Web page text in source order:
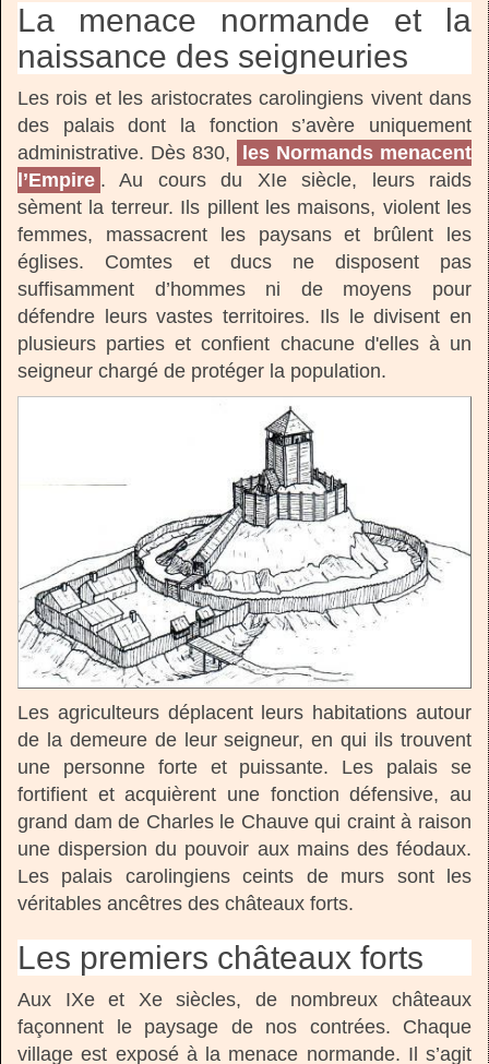
La menace normande et la
naissance des seigneuries
Les rois et les aristocrates carolingiens vivent dans
des palais dont la fonction s’avère uniquement
administrative. Dès 830,
les Normands menacent
l’Empire . Au cours du XIe siècle, leurs raids
sèment la terreur. Ils pillent les maisons, violent les
femmes, massacrent les paysans et brûlent les
églises. Comtes et ducs ne disposent pas
suffisamment d’hommes ni de moyens pour
défendre leurs vastes territoires. Ils le divisent en
plusieurs parties et confient chacune d'elles à un
seigneur chargé de protéger la population.
Les agriculteurs déplacent leurs habitations autour
de la demeure de leur seigneur, en qui ils trouvent
une personne forte et puissante. Les palais se
fortifient et acquièrent une fonction défensive, au
grand dam de Charles le Chauve qui craint à raison
une dispersion du pouvoir aux mains des féodaux.
Les palais carolingiens ceints de murs sont les
véritables ancêtres des châteaux forts.
Les premiers châteaux forts
Aux IXe et Xe siècles, de nombreux châteaux
façonnent le paysage de nos contrées. Chaque
village est exposé à la menace normande. Il s’agit